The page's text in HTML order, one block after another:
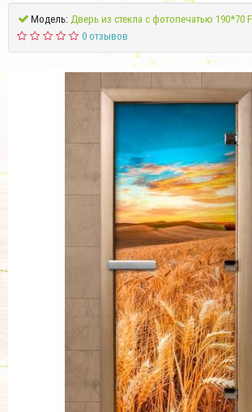
Модель:Дверь из стекла с фотопечатью 190*70
0 отзывов